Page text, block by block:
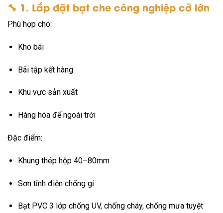
🔧 1. Lắp đặt bạt che công nghiệp cỡ lớn
Phù hợp cho:
Kho bãi
Bãi tập kết hàng
Khu vực sản xuất
Hàng hóa để ngoài trời
Đặc điểm:
Khung thép hộp 40–80mm
Sơn tĩnh điện chống gỉ
Bạt PVC 3 lớp chống UV, chống cháy, chống mưa tuyệt